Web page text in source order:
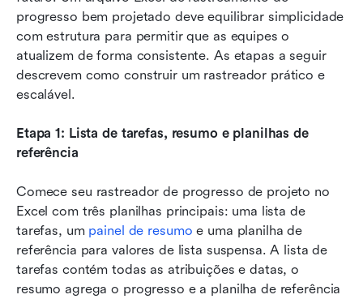
progresso bem projetado deve equilibrar simplicidade
com estrutura para permitir que as equipes o
atualizem de forma consistente. As etapas a seguir
descrevem como construir um rastreador prático e
escalável.
Etapa 1: Lista de tarefas, resumo e planilhas de
referência
Comece seu rastreador de progresso de projeto no
Excel com três planilhas principais: uma lista de
tarefas, um painel de resumo e uma planilha de
referência para valores de lista suspensa. A lista de
tarefas contém todas as atribuições e datas, o
resumo agrega o progresso e a planilha de referência